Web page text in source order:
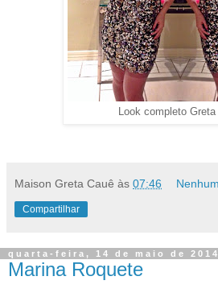
Look completo Greta
Maison Greta Cauê às 07:46
Compartilhar
quarta-feira, 14 de maio de 2014
Marina Roquete